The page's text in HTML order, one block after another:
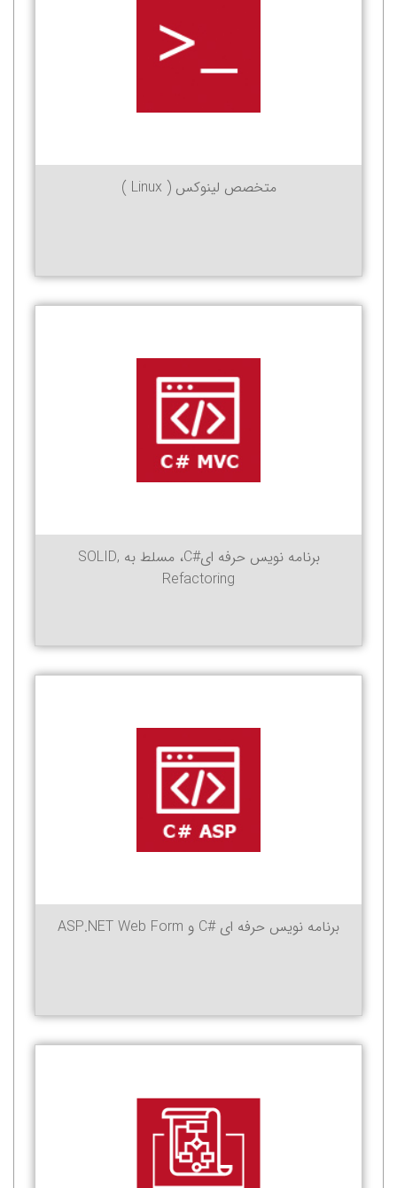
متخصص لینوکس ( Linux )
برنامه نویس حرفه ای#C، مسلط به SOLID,
Refactoring
برنامه نویس حرفه ای #C و ASP.NET Web Form